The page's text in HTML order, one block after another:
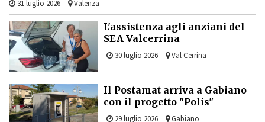
31 luglio 2026 Valenza
L'assistenza agli anziani del
SEA Valcerrina
30 luglio 2026 Val Cerrina
Il Postamat arriva a Gabiano
con il progetto "Polis"
29 luglio 2026 Gabiano